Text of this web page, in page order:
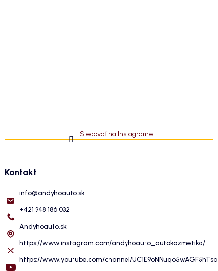
Sledovať na Instagrame
Kontakt
info@andyhoauto.sk
+421 948 186 032
Andyhoauto.sk
https://www.instagram.com/andyhoauto_autokozmetika/
https://www.youtube.com/channel/